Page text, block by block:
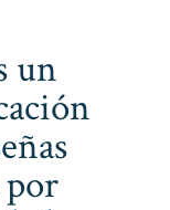
un
por